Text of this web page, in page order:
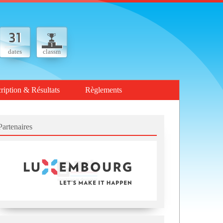
dates classm
& Résultats Règlements